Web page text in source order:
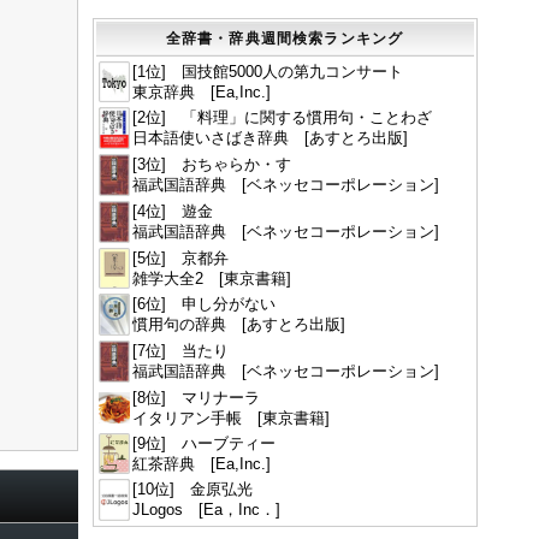
全辞書・辞典週間検索ランキング
[1位] 国技館5000人の第九コンサート
東京辞典 [Ea,Inc.]
[2位] 「料理」に関する慣用句・ことわざ
日本語使いさばき辞典 [あすとろ出版]
[3位] おちゃらか・す
福武国語辞典 [ベネッセコーポレーション]
[4位] 遊金
福武国語辞典 [ベネッセコーポレーション]
[5位] 京都弁
雑学大全2 [東京書籍]
[6位] 申し分がない
慣用句の辞典 [あすとろ出版]
[7位] 当たり
福武国語辞典 [ベネッセコーポレーション]
[8位] マリナーラ
イタリアン手帳 [東京書籍]
[9位] ハーブティー
紅茶辞典 [Ea,Inc.]
[10位] 金原弘光
JLogos [Ea，Inc．]